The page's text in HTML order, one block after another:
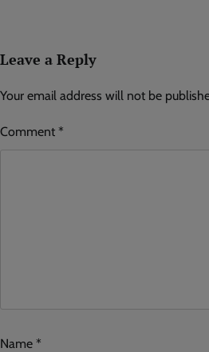
Leave a Reply
Your email address will not be
Comment *
Name *